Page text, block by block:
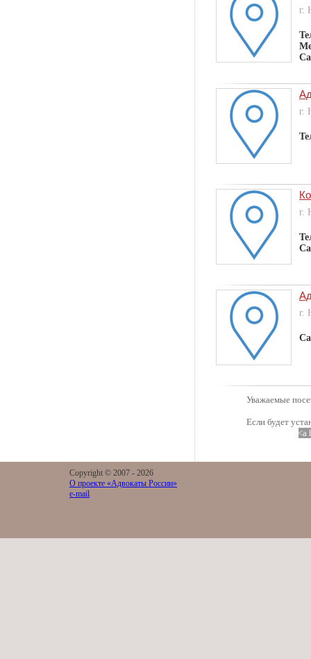
г.
г.
г.
г.
Уважаемые
Если будет
<a
Copyright © 2007 - 2026
О проекте «Адвокаты России»
e-mail